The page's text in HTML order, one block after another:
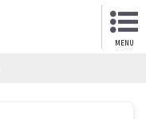
MENU